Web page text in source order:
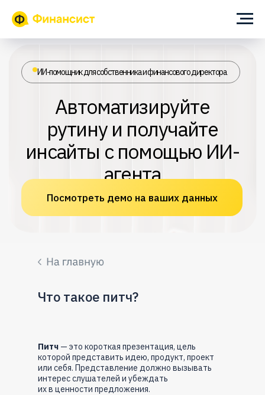
Автоматизируйте
инсайты с помощью ИИ-
агента
Посмотреть демо на ваших данных
Что такое питч?
Питч — это короткая презентация, цель
которой представить идею, продукт, проект
или себя. Представление должно вызывать
интерес слушателей и убеждать
их в ценности предложения.